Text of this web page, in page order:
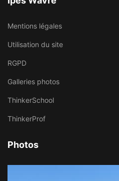
Mentions légales
Utilisation du site
RGPD
Galleries photos
ThinkerSchool
ThinkerProf
Photos